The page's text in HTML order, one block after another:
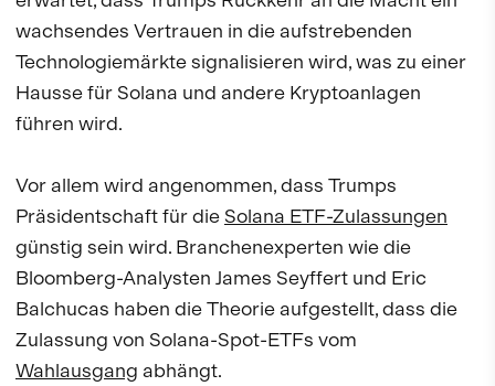
wachsendes Vertrauen in die aufstrebenden
Technologiemärkte signalisieren wird, was zu einer
Hausse für Solana und andere Kryptoanlagen
führen wird.
Vor allem wird angenommen, dass Trumps
Präsidentschaft für dieSolana ETF-Zulassungen
günstig sein wird. Branchenexperten wie die
Bloomberg-Analysten James Seyffert und Eric
Balchucas haben die Theorie aufgestellt, dass die
Zulassung von Solana-Spot-ETFs vom
Wahlausgang abhängt.